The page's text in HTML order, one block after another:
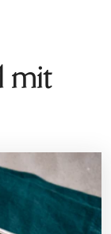
mit